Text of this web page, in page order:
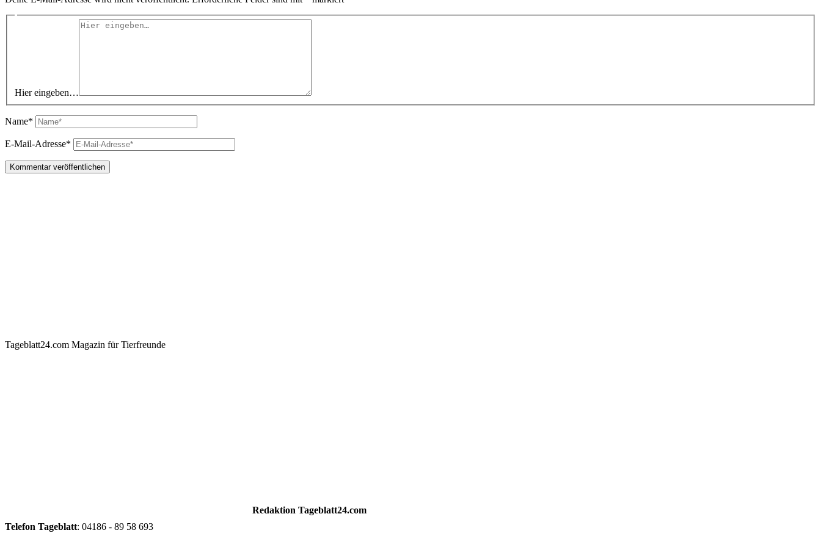
Hier eingeben…
Name*
E-Mail-Adresse*
Tageblatt24.com Magazin für Tierfreunde
Redaktion Tageblatt24.com
Telefon Tageblatt: 04186 - 89 58 693